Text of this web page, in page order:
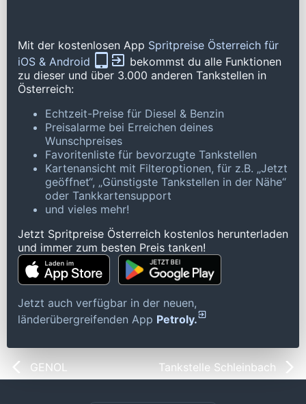
Mit der kostenlosen App Spritpreise Österreich für
iOS & Android
bekommst du alle Funktionen
zu dieser und über 3.000 anderen Tankstellen in
Österreich:
Echtzeit-Preise für Diesel & Benzin
Preisalarme bei Erreichen deines
Wunschpreises
Favoritenliste für bevorzugte Tankstellen
Kartenansicht mit Filteroptionen, für z.B. „Jetzt
geöffnet“, „Günstigste Tankstellen in der Nähe“
oder Tankkartensupport
und vieles mehr!
Jetzt Spritpreise Österreich kostenlos herunterladen
und immer zum besten Preis tanken!
Jetzt auch verfügbar in der neuen,
länderübergreifenden App Petroly.
GENOL Tankstelle Schleinbach